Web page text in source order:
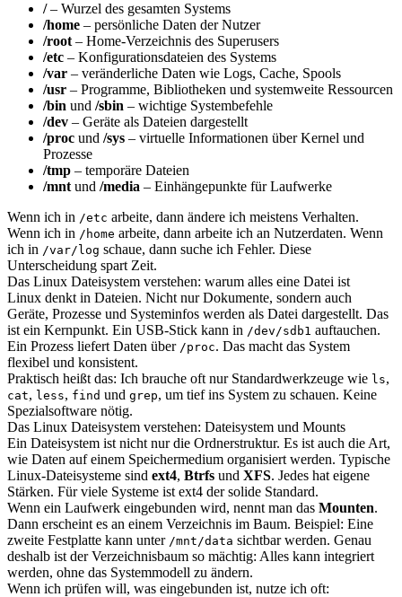
/– Wurzel des gesamten Systems
/home – persönliche Daten der Nutzer
/root – Home-Verzeichnis des Superusers
/etc – Konfigurationsdateien des Systems
/var – veränderliche Daten wie Logs, Cache, Spools
/usr – Programme, Bibliotheken und systemweite Ressourcen
/bin und /sbin – wichtige Systembefehle
/dev – Geräte als Dateien dargestellt
/proc und /sys – virtuelle Informationen über Kernel und
Prozesse
/tmp – temporäre Dateien
/mnt und /media – Einhängepunkte für Laufwerke
Wenn ich in /etc arbeite, dann ändere ich meistens Verhalten.
Wenn ich in /home arbeite, dann arbeite ich an Nutzerdaten. Wenn
ich in /var/log schaue, dann suche ich Fehler. Diese
Unterscheidung spart Zeit.
Das Linux Dateisystem verstehen: warum alles eine Datei ist
Linux denkt in Dateien. Nicht nur Dokumente, sondern auch
Geräte, Prozesse und Systeminfos werden als Datei dargestellt. Das
ist ein Kernpunkt. Ein USB-Stick kann in /dev/sdb1 auftauchen.
Ein Prozess liefert Daten über /proc. Das macht das System
flexibel und konsistent.
Praktisch heißt das: Ich brauche oft nur Standardwerkzeuge wie ls,
cat, less, find und grep, um tief ins System zu schauen. Keine
Spezialsoftware nötig.
Das Linux Dateisystem verstehen: Dateisystem und Mounts
Ein Dateisystem ist nicht nur die Ordnerstruktur. Es ist auch die Art,
wie Daten auf einem Speichermedium organisiert werden. Typische
Linux-Dateisysteme sind ext4, Btrfs und XFS. Jedes hat eigene
Stärken. Für viele Systeme ist ext4 der solide Standard.
Wenn ein Laufwerk eingebunden wird, nennt man das Mounten.
Dann erscheint es an einem Verzeichnis im Baum. Beispiel: Eine
zweite Festplatte kann unter /mnt/data sichtbar werden. Genau
deshalb ist der Verzeichnisbaum so mächtig: Alles kann integriert
werden, ohne das Systemmodell zu ändern.
Wenn ich prüfen will, was eingebunden ist, nutze ich oft: